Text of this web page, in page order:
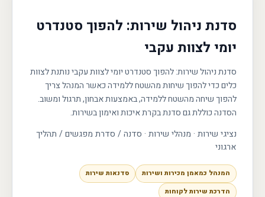
סדנת ניהול שירות: להפוך סטנדרט
יומי לצוות עקבי
סדנת ניהול שירות: להפוך סטנדרט יומי לצוות עקבי נותנת לצוות
כלים כדי להפוך שיחות מהשטח ללמידה כאשר המנהל צריך
להפוך שיחה מהשטח ללמידה, באמצעות אבחון, תרגול ומשוב.
הסדנה כוללת גם סדנת בקרת איכות ואימון בשירות.
נציגי שירות · מנהלי שירות · סדנה / סדרת מפגשים / תהליך
ארגוני
המנהל כמאמן מכירות ושירות
סדנאות שירות
הדרכת שירות לקוחות